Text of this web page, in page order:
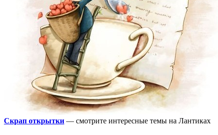
Скрап открытки — смотрите интересные темы на Лантиках